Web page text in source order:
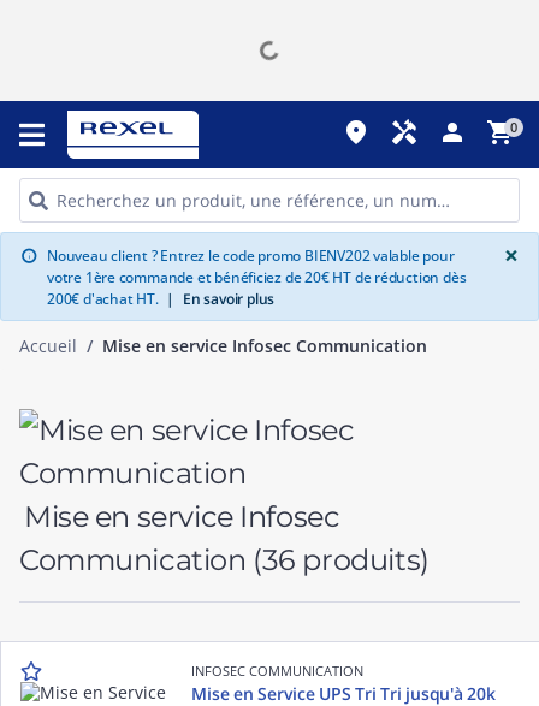
place handyman person shopping_cart0
info Nouveau client ? Entrez le code promo BIENV202 valable pour
votre 1ère commande et bénéficiez de 20€ HT de réduction dès
200€ d'achat HT. | En savoir plus
×
Accueil Mise en service Infosec Communication
Mise en service Infosec
Communication (36 produits)
INFOSEC COMMUNICATION
Mise en Service UPS Tri Tri jusqu'à 20k